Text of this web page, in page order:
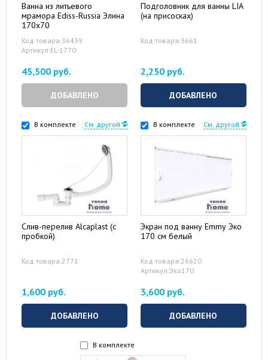
Ванна из литьевого
мрамора Ediss-Russia Элина
170x70
Код товара:36439
Артикул:EL-1770
45,500 руб.
ДОБАВЛЕНО
Подголовник для ванны LIA
(на присосках)
Код товара:3661
2,250 руб.
ДОБАВЛЕНО
В комплекте См. другой
Слив-перелив Alcaplast (с
пробкой)
Код товара:2771
1,600 руб.
ДОБАВЛЕНО
В комплекте См. другой
Экран под ванну Emmy Эко
170 см белый
Код товара:26620
Артикул:Эко170
3,600 руб.
ДОБАВЛЕНО
В комплекте